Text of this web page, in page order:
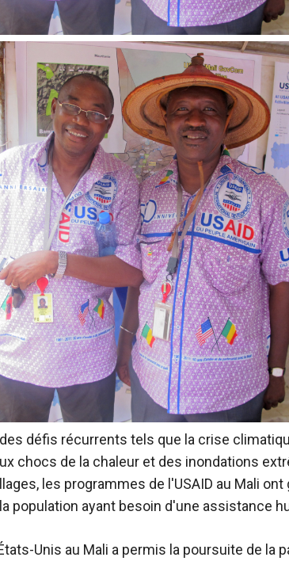
défis récurrents tels que la crise
chocs de la chaleur et des inondations
les programmes de l'USAID au Mali
population ayant besoin d'une assistance
Unis au Mali a permis la poursuite de la